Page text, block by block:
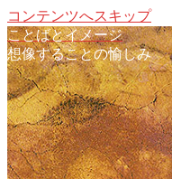
コンテンツへスキップ
ことばとイメージ
想像することの愉しみ